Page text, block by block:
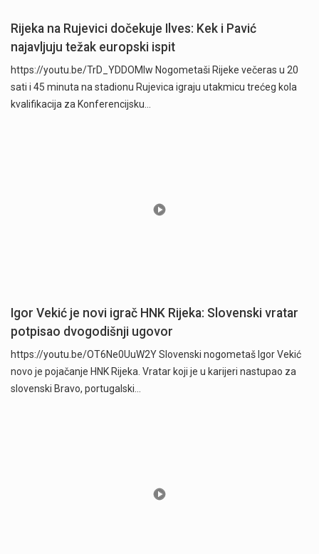
Rijeka na Rujevici dočekuje Ilves: Kek i Pavić
najavljuju težak europski ispit
https://youtu.be/TrD_YDDOMIw Nogometaši Rijeke večeras u 20
sati i 45 minuta na stadionu Rujevica igraju utakmicu trećeg kola
kvalifikacija za Konferencijsku…
Igor Vekić je novi igrač HNK Rijeka: Slovenski vratar
potpisao dvogodišnji ugovor
https://youtu.be/OT6Ne0UuW2Y Slovenski nogometaš Igor Vekić
novo je pojačanje HNK Rijeka. Vratar koji je u karijeri nastupao za
slovenski Bravo, portugalski…